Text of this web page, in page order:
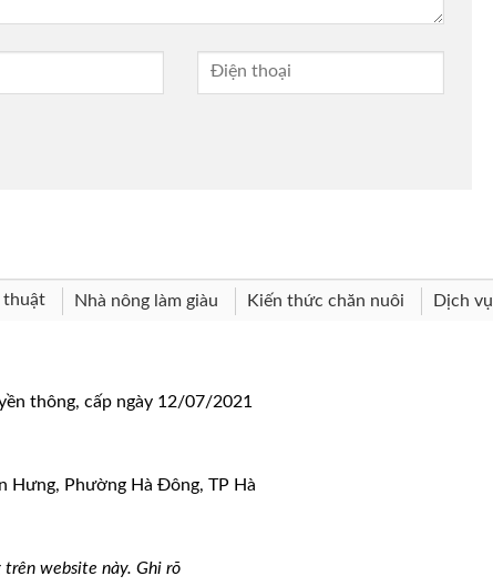
thuật Nhà nông làm giàu Kiến thức chăn nuôi Dịch vụ
thông, cấp ngày 12/07/2021
Hưng, Phường Hà Đông, TP Hà
trên website này. Ghi rõ